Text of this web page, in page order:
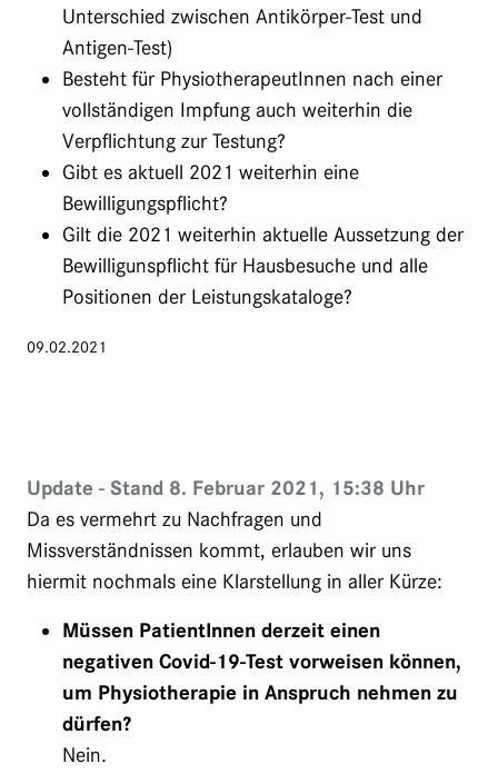
Unterschied zwischen Antikörper-Test und
Antigen-Test)
Besteht für PhysiotherapeutInnen nach einer
vollständigen Impfung auch weiterhin die
Verpflichtung zur Testung?
Gibt es aktuell 2021 weiterhin eine
Bewilligungspflicht?
Gilt die 2021 weiterhin aktuelle Aussetzung der
Bewilligunspflicht für Hausbesuche und alle
Positionen der Leistungskataloge?
09.02.2021
Update - Stand 8. Februar 2021, 15:38 Uhr
Da es vermehrt zu Nachfragen und
Missverständnissen kommt, erlauben wir uns
hiermit nochmals eine Klarstellung in aller Kürze:
Müssen PatientInnen derzeit einen
negativen Covid-19-Test vorweisen können,
um Physiotherapie in Anspruch nehmen zu
dürfen?
Nein.